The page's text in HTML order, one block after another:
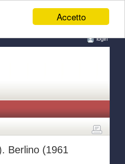
Accetto
login
Berlino (1961